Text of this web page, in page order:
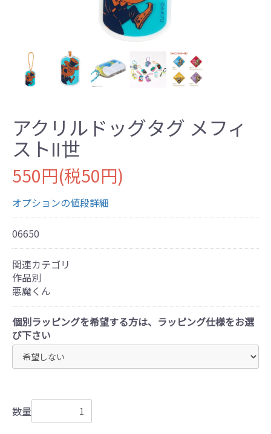
アクリルドッグタグ メフィ
ストⅡ世
550円(税50円)
オプションの値段詳細
06650
関連カテゴリ
作品別
悪魔くん
個別ラッピングを希望する方は、ラッピング仕様をお選
び下さい
数量